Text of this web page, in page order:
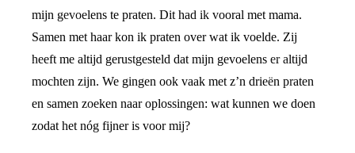
mijn gevoelens te praten. Dit had ik vooral met mama.
Samen met haar kon ik praten over wat ik voelde. Zij
heeft me altijd gerustgesteld dat mijn gevoelens er altijd
mochten zijn. We gingen ook vaak met z’n drieën praten
en samen zoeken naar oplossingen: wat kunnen we doen
zodat het nóg fijner is voor mij?